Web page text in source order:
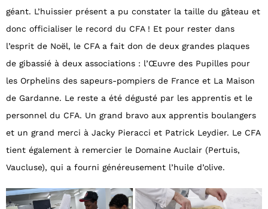
géant. L’huissier présent a pu constater la taille du gâteau et
donc officialiser le record du CFA ! Et pour rester dans
l’esprit de Noël, le CFA a fait don de deux grandes plaques
de gibassié à deux associations : l’Œuvre des Pupilles pour
les Orphelins des sapeurs-pompiers de France et La Maison
de Gardanne. Le reste a été dégusté par les apprentis et le
personnel du CFA. Un grand bravo aux apprentis boulangers
et un grand merci à Jacky Pieracci et Patrick Leydier. Le CFA
tient également à remercier le Domaine Auclair (Pertuis,
Vaucluse), qui a fourni généreusement l’huile d’olive.